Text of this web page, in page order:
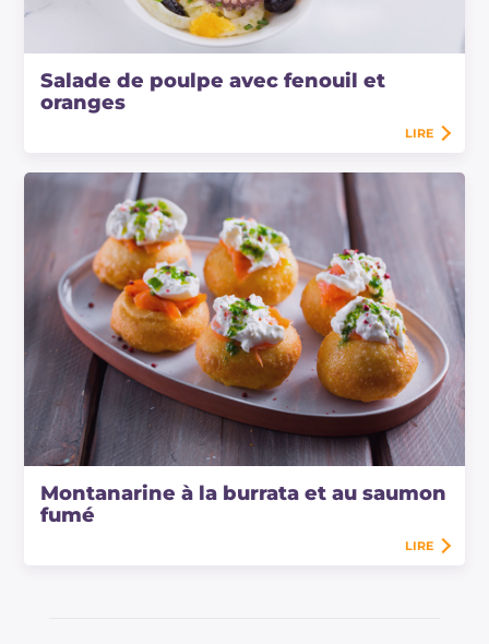
Salade de poulpe avec fenouil et
oranges
LIRE
Montanarine à la burrata et au saumon
fumé
LIRE